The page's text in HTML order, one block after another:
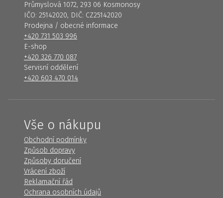
Průmyslová 1072, 293 06 Kosmonosy
IČO: 25142020, DIČ: CZ25142020
Prodejna / obecné informace
+420 731 503 996
E-shop
+420 326 770 087
Servisní oddělení
+420 603 470 014
Vše o nákupu
Obchodní podmínky
Způsob dopravy
Způsoby doručení
Vrácení zboží
Reklamační řád
Ochrana osobních údajů